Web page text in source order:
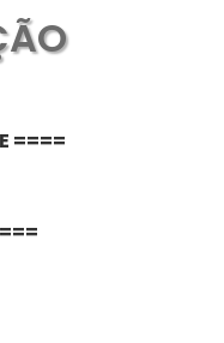
====